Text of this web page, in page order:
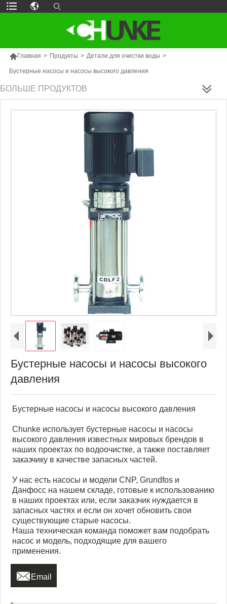
Главная > Продукты > Детали для очистки воды >
Бустерные насосы и насосы высокого давления
БОЛЬШЕ ПРОДУКТОВ
Бустерные насосы и насосы высокого
давления
Бустерные насосы и насосы высокого давления
Chunke использует бустерные насосы и насосы
высокого давления известных мировых брендов в
наших проектах по водоочистке, а также поставляет
заказчику в качестве запасных частей.
У нас есть насосы и модели CNP, Grundfos и
Данфосс на нашем складе, готовые к использованию
в наших проектах или, если заказчик нуждается в
запасных частях и если он хочет обновить свои
существующие старые насосы.
Наша техническая команда поможет вам подобрать
насос и модель, подходящие для вашего
применения.
 Email